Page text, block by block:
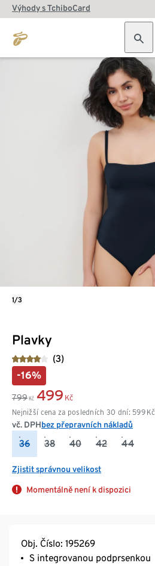
Výhody s TchiboCard
Plavky
(3)
-16%
799 Kč 499 Kč
Nejnižší cena za posledních 30 dní: 599 Kč
vč. DPHbez přepravních nákladů
36 38 40 42 44
Zjistit správnou velikost
Momentálně není k dispozici
1/3
Obj. Číslo: 195269
S integrovanou podprsenkou